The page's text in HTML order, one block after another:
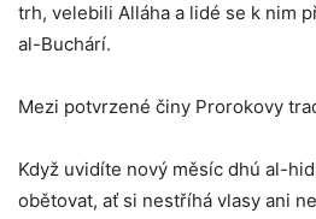
trh, velebili Alláha a lidé se k nim
al-Buchárí.
Mezi potvrzené činy Prorokovy
Když uvidíte nový měsíc dhú al-
obětovat, ať si nestříhá vlasy ani